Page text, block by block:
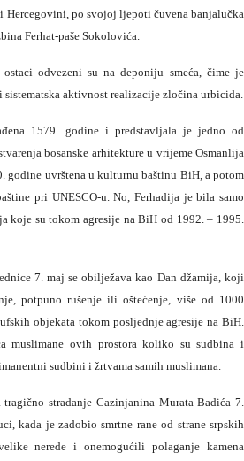
Hercegovini, po svojoj ljepoti čuvena banjalučka
Ferhat-paše Sokolovića.
odvezeni su na deponiju smeća, čime je
aktivnost realizacije zločina urbicida.
1579. godine i predstavljala je jedno od
bosanske arhitekture u vrijeme Osmanlija
godine uvrštena u kulturnu baštinu BiH, a potom
pri UNESCO-u. No, Ferhadija je bila samo
koje su tokom agresije na BiH od 1992. – 1995.
7. maj se obilježava kao Dan džamija, koji
potpuno rušenje ili oštećenje, više od 1000
objekata tokom posljednje agresije na BiH.
muslimane ovih prostora koliko su sudbina i
sudbini i žrtvama samih muslimana.
tragično stradanje Cazinjanina Murata Badića 7.
kada je zadobio smrtne rane od strane srpskih
nerede i onemogućili polaganje kamena